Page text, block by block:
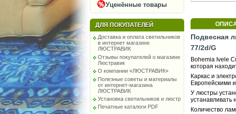
Уценённые товары
ДЛЯ ПОКУПАТЕЛЕЙ
Доставка и оплата светильников
в интернет магазине
ЛЮСТРАВИК
Отзывы покупателей о магазине
Люстравик
О компании «ЛЮСТРАВИК»
Полезные советы и материалы
от интернет-магазина
ЛЮСТРАВИК
Установка светильников и люстр
Печатные каталоги PDF
Подвесная
77/2d/G
Bohemia Ivele
которая
Каркас и
Европейскими
У люстры
устанавливать
Количество